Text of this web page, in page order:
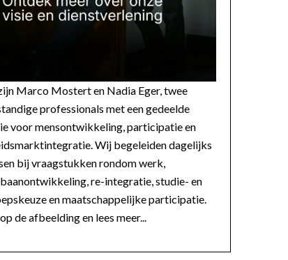
Marco Mostert en Nadia Eger, twee
professionals met een gedeelde
voor mensontwikkeling, participatie en
Wij begeleiden dagelijks
bij vraagstukken rondom werk,
re-integratie, studie- en
en maatschappelijke participatie.
de afbeelding en lees meer...